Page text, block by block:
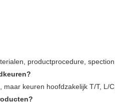
productprocedure,
keuren hoofdzakelijk T/T, L/